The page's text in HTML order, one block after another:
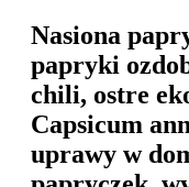
Nasiona
papryki
chili, ostre
Capsicum
uprawy w